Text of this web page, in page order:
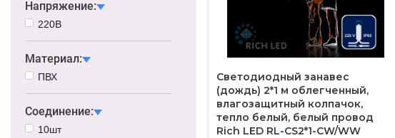
Напряжение:
220В
Материал:
ПВХ
Соединение:
10шт
Светодиодный занавес
(дождь) 2*1 м облегченный,
влагозащитный колпачок,
тепло белый, белый провод
Rich LED RL-CS2*1-CW/WW